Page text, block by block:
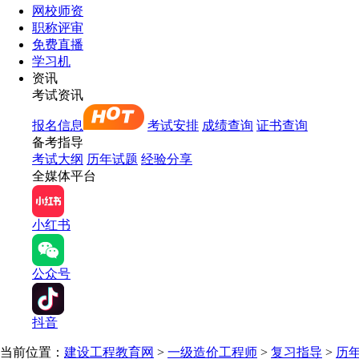
网校师资
职称评审
免费直播
学习机
资讯
考试资讯
报名信息 考试安排 成绩查询 证书查询
备考指导
考试大纲 历年试题 经验分享
全媒体平台
小红书
公众号
抖音
当前位置： 建设工程教育网 > 一级造价工程师 > 复习指导 > 历